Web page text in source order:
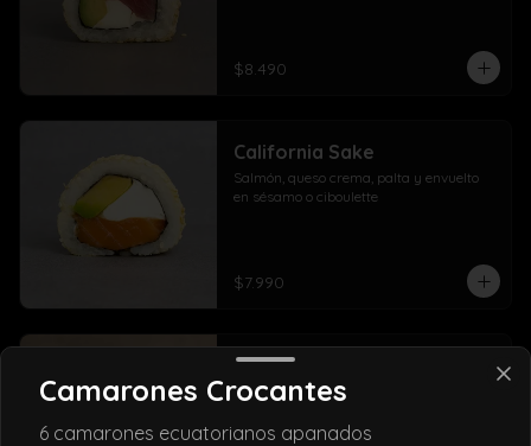
$8.490
California Sake
Salmón, queso crema, palta y envuelto
en sésamo o ciboulette
$7.990
California TAKE
Salmón, queso crema, y cebollín, envuelto
Camarones Crocantes
6 camarones ecuatorianos apanados